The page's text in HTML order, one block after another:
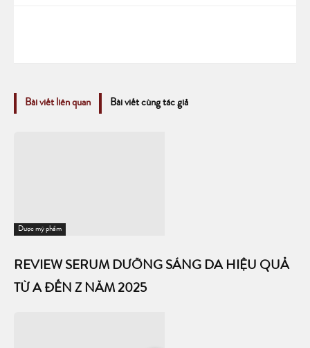
Bài viết liên quan Bài viết cùng tác giả
Dược mỹ phẩm
REVIEW SERUM DƯỠNG SÁNG DA HIỆU QUẢ
TỪ A ĐẾN Z NĂM 2025